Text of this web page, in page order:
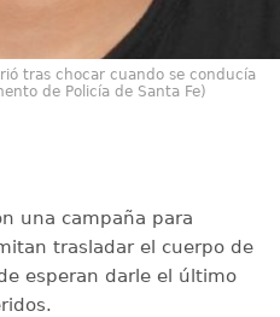
tras chocar cuando se conducía
de Policía de Santa Fe)
una campaña para
trasladar el cuerpo de
esperan darle el último